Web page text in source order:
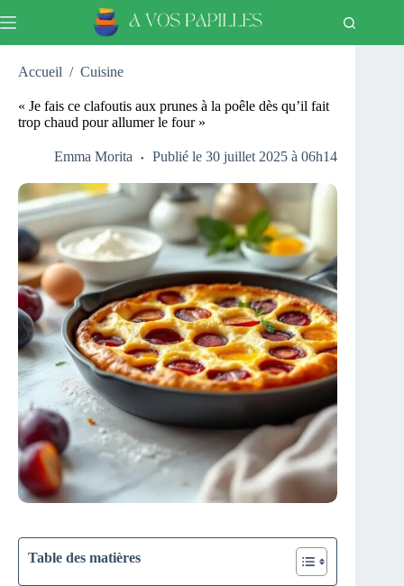
au
Accueil / Cuisine
« Je fais ce clafoutis aux prunes à la poêle dès qu’il fait
trop chaud pour allumer le four »
Emma Morita Publié le 30 juillet 2025 à 06h14
Table des matières